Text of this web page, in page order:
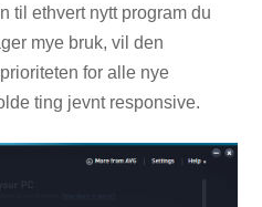
til ethvert nytt program du
mye bruk, vil den
for alle nye
ting jevnt responsive.